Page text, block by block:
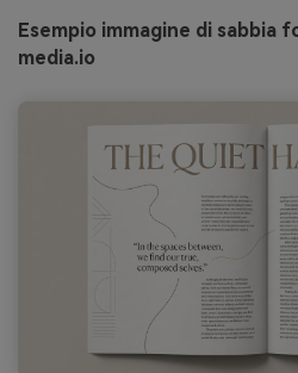
Esempio immagine di sabbia
media.io